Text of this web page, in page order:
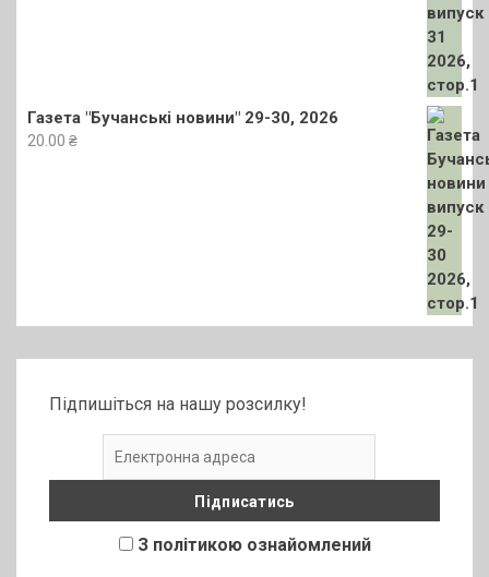
Газета "Бучанські новини" 29-30, 2026
20.00 ₴
Підпишіться на нашу розсилку!
З політикою ознайомлений